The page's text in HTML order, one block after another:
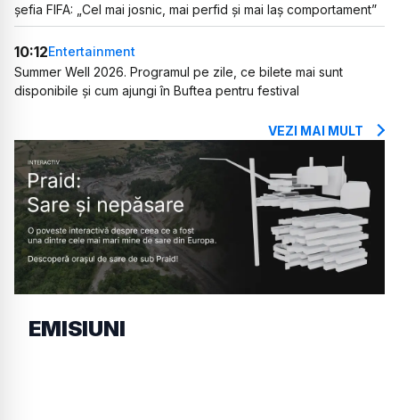
șefia FIFA: „Cel mai josnic, mai perfid și mai laș comportament”
10:12Entertainment
Summer Well 2026. Programul pe zile, ce bilete mai sunt
disponibile și cum ajungi în Buftea pentru festival
VEZI MAI MULT
EMISIUNI